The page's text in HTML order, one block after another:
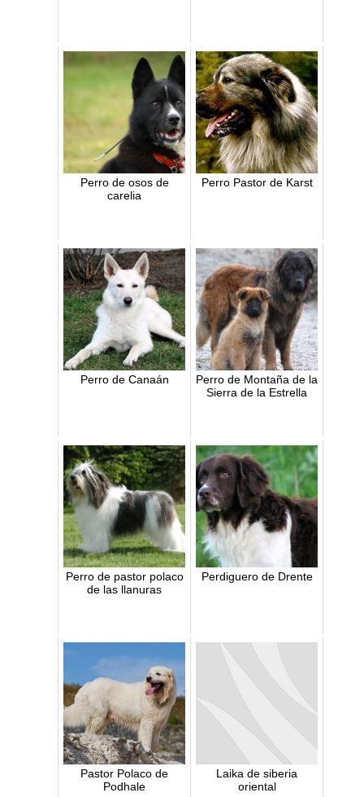
Perro de osos de
carelia
Perro Pastor de Karst
Perro de Canaán
Perro de Montaña de la
Sierra de la Estrella
Perro de pastor polaco
de las llanuras
Perdiguero de Drente
Pastor Polaco de
Podhale
Laika de siberia
oriental